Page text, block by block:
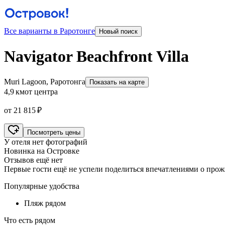
Все варианты в Раротонге Новый поиск
Navigator Beachfront Villa
Muri Lagoon, Раротонга Показать на карте
4,9 кмот центра
от 21 815 ₽
Посмотреть цены
У отеля нет фотографий
Новинка на Островке
Отзывов ещё нет
Первые гости ещё не успели поделиться впечатлениями о
Популярные удобства
Пляж рядом
Что есть рядом